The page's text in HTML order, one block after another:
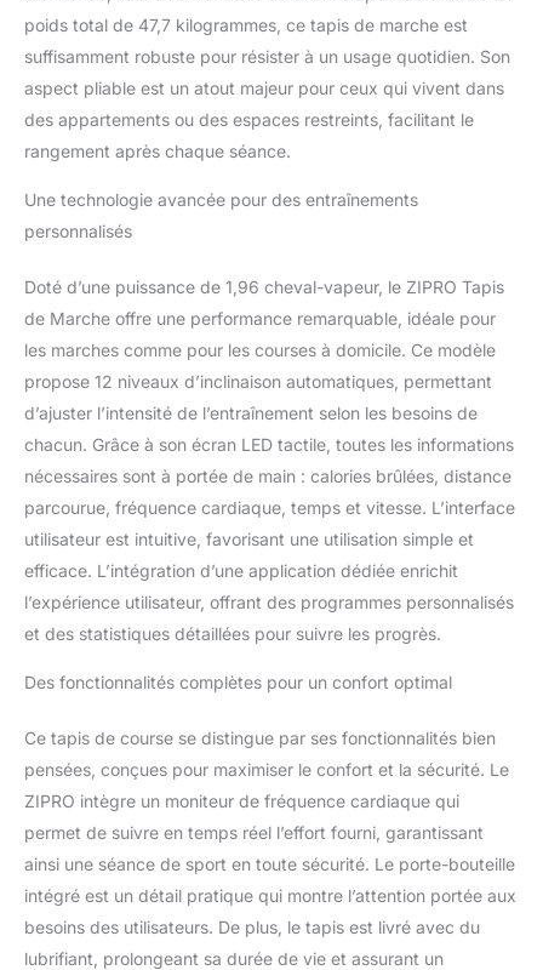
poids total de 47,7 kilogrammes, ce tapis de marche est
suffisamment robuste pour résister à un usage quotidien. Son
aspect pliable est un atout majeur pour ceux qui vivent dans
des appartements ou des espaces restreints, facilitant le
rangement après chaque séance.
Une technologie avancée pour des entraînements
personnalisés
Doté d’une puissance de 1,96 cheval-vapeur, le ZIPRO Tapis
de Marche offre une performance remarquable, idéale pour
les marches comme pour les courses à domicile. Ce modèle
propose 12 niveaux d’inclinaison automatiques, permettant
d’ajuster l’intensité de l’entraînement selon les besoins de
chacun. Grâce à son écran LED tactile, toutes les informations
nécessaires sont à portée de main : calories brûlées, distance
parcourue, fréquence cardiaque, temps et vitesse. L’interface
utilisateur est intuitive, favorisant une utilisation simple et
efficace. L’intégration d’une application dédiée enrichit
l’expérience utilisateur, offrant des programmes personnalisés
et des statistiques détaillées pour suivre les progrès.
Des fonctionnalités complètes pour un confort optimal
Ce tapis de course se distingue par ses fonctionnalités bien
pensées, conçues pour maximiser le confort et la sécurité. Le
ZIPRO intègre un moniteur de fréquence cardiaque qui
permet de suivre en temps réel l’effort fourni, garantissant
ainsi une séance de sport en toute sécurité. Le porte-bouteille
intégré est un détail pratique qui montre l’attention portée aux
besoins des utilisateurs. De plus, le tapis est livré avec du
lubrifiant, prolongeant sa durée de vie et assurant un